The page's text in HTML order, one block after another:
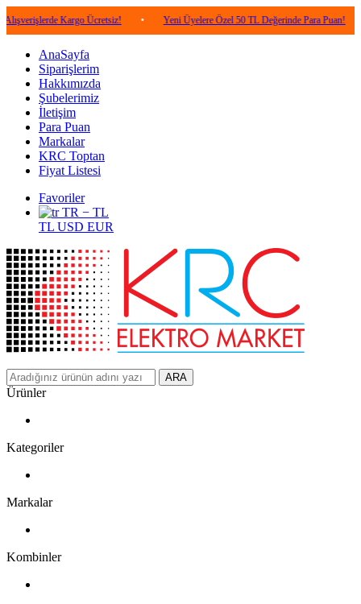
Kargo Ücretsiz! • Yeni Üyelere Özel 50 TL Değerinde Para Puan! •
AnaSayfa
Siparişlerim
Hakkımızda
Şubelerimiz
İletişim
Para Puan
Markalar
KRC Toptan
Fiyat Listesi
Favoriler
TR − TL
TL USD EUR
ARA
Ürünler
Kategoriler
Markalar
Kombinler